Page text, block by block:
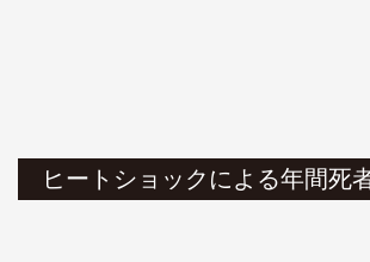
ヒートショックによる年間死